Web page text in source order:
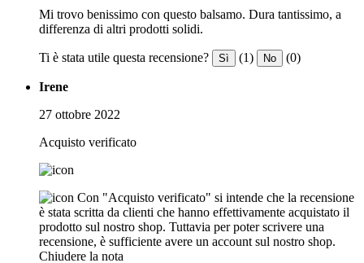
Mi trovo benissimo con questo balsamo. Dura tantissimo, a
differenza di altri prodotti solidi.
Ti è stata utile questa recensione? Sì (1) No (0)
Irene
27 ottobre 2022
Acquisto verificato
Con "Acquisto verificato" si intende che la recensione
è stata scritta da clienti che hanno effettivamente acquistato il
prodotto sul nostro shop. Tuttavia per poter scrivere una
recensione, è sufficiente avere un account sul nostro shop.
Chiudere la nota